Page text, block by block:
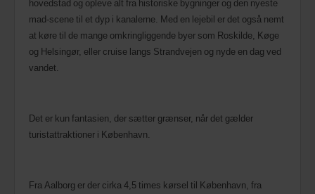
hovedstad og opleve alt fra historiske bygninger og den nyeste
mad-scene til et dyp i kanalerne. Med en lejebil er det også nemt
at køre til de mange omkringliggende byer som Roskilde, Køge
og Helsingør, eller cruise langs Strandvejen og nyde en dag ved
vandet.
Det er kun fantasien, der sætter grænser, når det gælder
turistattraktioner i København.
Fra Aalborg er der cirka 4,5 times kørsel til København, fra